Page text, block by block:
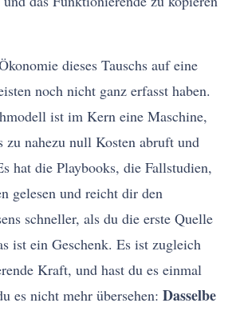
dieses Tauschs auf eine
noch nicht ganz erfasst haben.
ist im Kern eine Maschine,
zu nahezu null Kosten abruft und
hat die Playbooks, die Fallstudien,
gelesen und reicht dir den
schneller, als du die erste Quelle
ist ein Geschenk. Es ist zugleich
Kraft, und hast du es einmal
es nicht mehr übersehen:Dasselbe